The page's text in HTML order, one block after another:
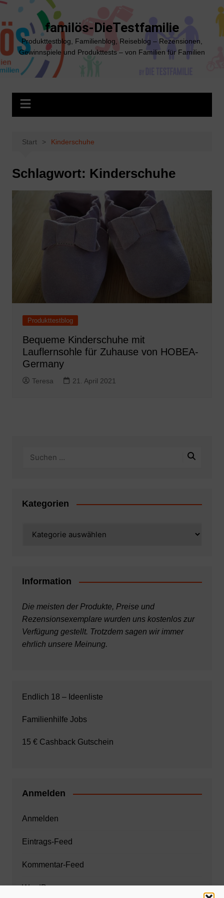
Zum
springen
familös-DieTestfamilie
Produkttestblog, Familienblog, Reiseblog – Rezensionen,
Gewinnspiele und Produkttests – von Familien für Familien
Start Kinderschuhe
Schlagwort: Kinderschuhe
Produkttestblog
Bequeme Kinderschuhe mit
Lauflernsohle für Zuhause von HOBEA-
Germany
Teresa 21. April 2021
Kategorien
Information
Die meisten der Produkte, Preise und
Rezensionsexemplare wurden uns kostenlos zur
Verfügung gestellt. Trotzdem sagen wir immer
ehrlich unsere Meinung.
Endlich 18 – Ideenliste
Familienhilfe Jobs
15 € Cashback Gutschein
Anmelden
Anmelden
Eintrags-Feed
Kommentar-Feed
WordPress.org